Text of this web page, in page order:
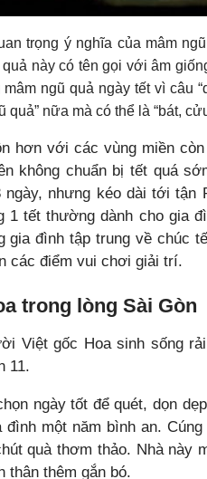
trọng ý nghĩa của mâm
này có tên gọi với âm
ngũ quả ngày tết vì câu
quả” nữa mà có thể là “bát,
hơn với các vùng miền
không chuẩn bị tết quá
nhưng kéo dài tới tận
tết thường dành cho gia
gia đình tập trung về chúc
các điểm vui chơi giải trí.
trong lòng Sài Gòn
Việt gốc Hoa sinh sống
11.
ngày tốt để quét, dọn
một năm bình an.
quà thơm thảo. Nhà này
thân thêm gắn bó.